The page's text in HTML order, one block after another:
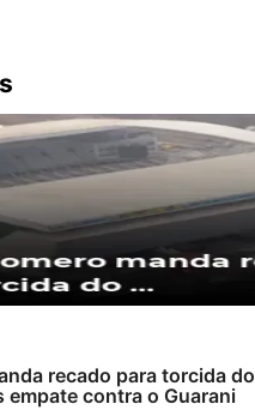
recado para torcida do
empate contra o Guarani